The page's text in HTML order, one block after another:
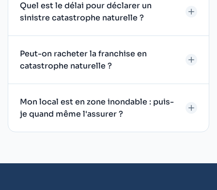
Quel est le délai pour déclarer un
sinistre catastrophe naturelle ?
Peut-on racheter la franchise en
catastrophe naturelle ?
Mon local est en zone inondable : puis-
je quand même l'assurer ?